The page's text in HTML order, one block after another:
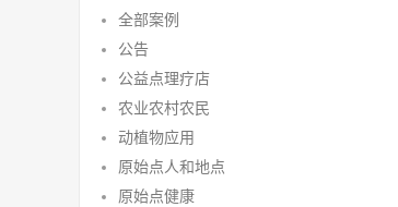
全部案例
公告
公益点理疗店
农业农村农民
动植物应用
原始点人和地点
原始点健康